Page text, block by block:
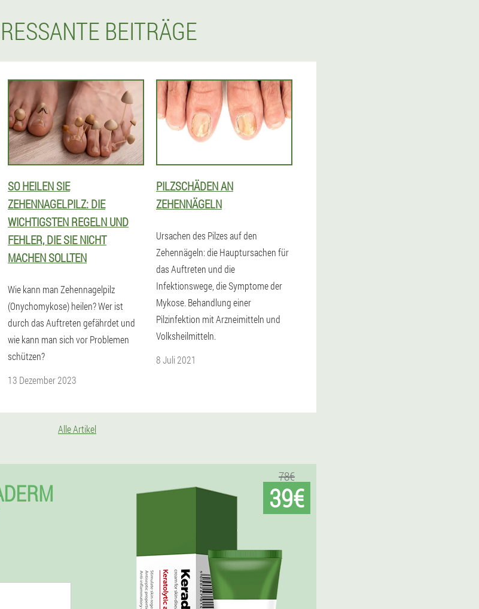
BEITRÄGE
SO HEILEN SIE
ZEHENNAGELPILZ: DIE
WICHTIGSTEN REGELN UND
FEHLER, DIE SIE NICHT
MACHEN SOLLTEN
Wie kann man Zehennagelpilz
(Onychomykose) heilen? Wer ist
durch das Auftreten gefährdet und
wie kann man sich vor Problemen
schützen?
13 Dezember 2023
PILZSCHÄDEN AN
ZEHENNÄGELN
Ursachen des Pilzes auf den
Zehennägeln: die Hauptursachen für
das Auftreten und die
Infektionswege, die Symptome der
Mykose. Behandlung einer
Pilzinfektion mit Arzneimitteln und
Volksheilmitteln.
8 Juli 2021
Alle Artikel
78€
39€